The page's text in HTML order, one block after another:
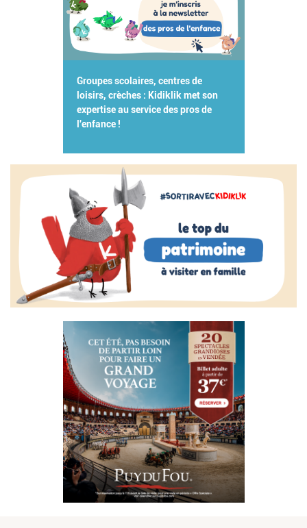
Groupes scolaires, centres de
loisirs, crèches : Kidiklik met son
expertise au service des pros de
l'enfance !